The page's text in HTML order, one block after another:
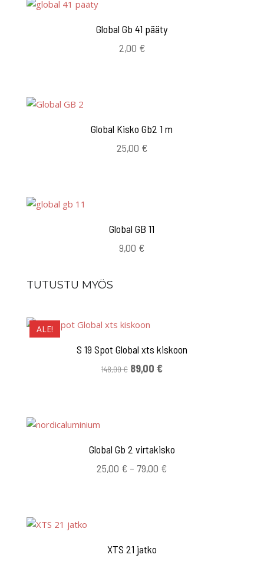
Global Gb 41 pääty
2,00 €
Global Kisko Gb2 1 m
25,00 €
Global GB 11
9,00 €
TUTUSTU MYÖS
ALE!
S 19 Spot Global xts kiskoon
148,00€ Alkuperäinen
89,00 €Nykyinen
Global Gb 2 virtakisko
25,00 € – 79,00 €Hintaluokka:
XTS 21 jatko